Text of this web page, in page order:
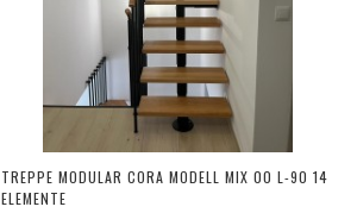
TREPPE MODULAR CORA MODELL MIX 00 L-90 14
ELEMENTE